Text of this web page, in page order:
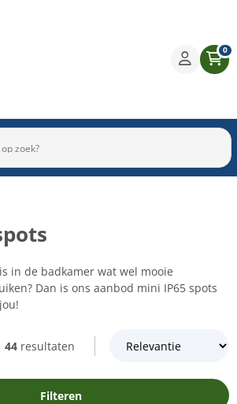
0
Buitenverlichting
in de badkamer wat wel mooie
Dan is ons aanbod mini IP65 spots
44 resultaten
Filteren